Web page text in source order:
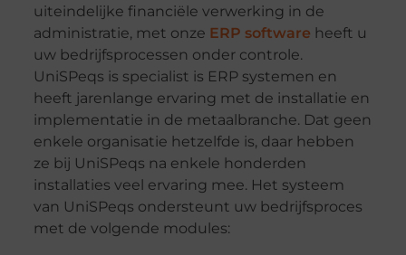
uiteindelijke financiële verwerking in de
administratie, met onze ERP software heeft u
uw bedrijfsprocessen onder controle.
UniSPeqs is specialist is ERP systemen en
heeft jarenlange ervaring met de installatie en
implementatie in de metaalbranche. Dat geen
enkele organisatie hetzelfde is, daar hebben
ze bij UniSPeqs na enkele honderden
installaties veel ervaring mee. Het systeem
van UniSPeqs ondersteunt uw bedrijfsproces
met de volgende modules: